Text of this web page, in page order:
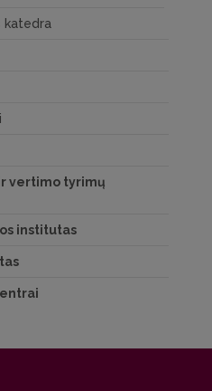
katedra
vertimo tyrimų
institutas